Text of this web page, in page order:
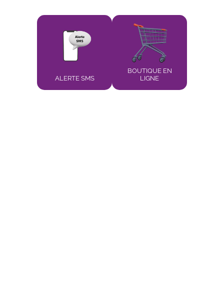
ALERTE SMS
BOUTIQUE EN
LIGNE